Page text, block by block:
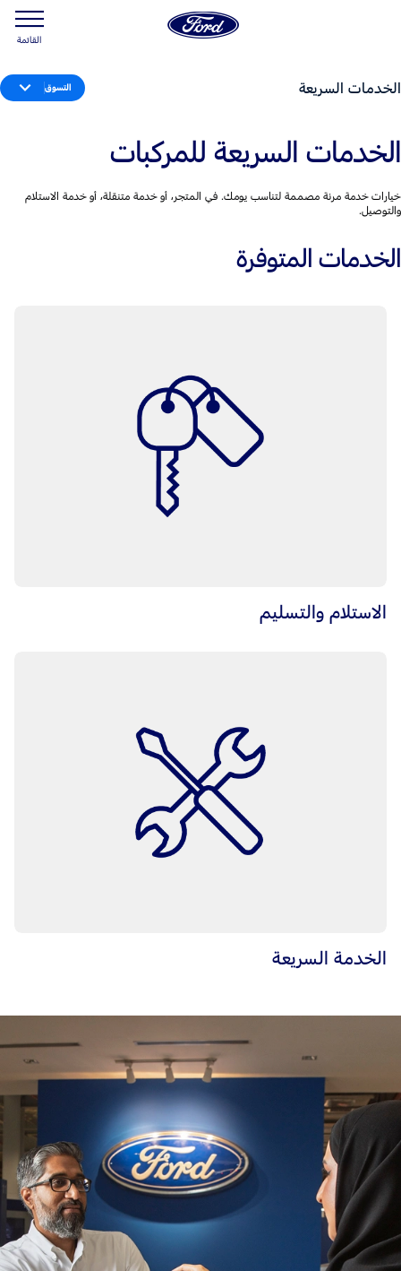
القائمة
الخدمات السريعة التسوق
الخدمات السريعة للمركبات
خيارات خدمة مرنة مصممة لتناسب يومك. في المتجر، أو خدمة متنقلة، أو خدمة الاستلام
والتوصيل.
الخدمات المتوفرة
الاستلام والتسليم
الخدمة السريعة